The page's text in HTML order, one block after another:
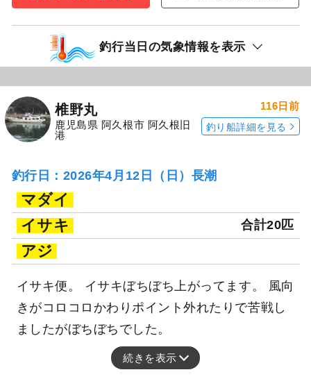
釣行当日の気象情報を表示
椎野丸
鹿児島県 阿久根市 阿久根旧
港
116日前
釣り船詳細を見る
釣行日：2026年4月12日（日）長潮
マダイ
イサキ
合計20匹
アジ
イサキ便。 イサキぼちぼち上がってます。 風向
きがコロコロかわりポイント外れたりで苦戦し
ましたがぼちぼちでした。
続きを表示